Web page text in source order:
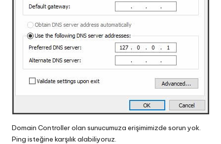
Domain Controller olan sunucumuza erişimimizde sorun yok.
Ping isteğine karşılık alabiliyoruz.